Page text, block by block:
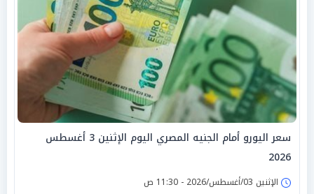
سعر اليورو أمام الجنيه المصري اليوم الإثنين 3 أغسطس
2026
الإثنين 03/أغسطس/2026 - 11:30 ص